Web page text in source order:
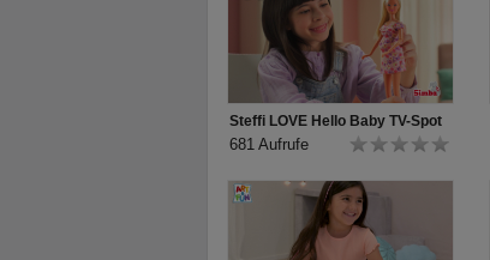
Steffi LOVE Hello Baby TV-Spot
681 Aufrufe